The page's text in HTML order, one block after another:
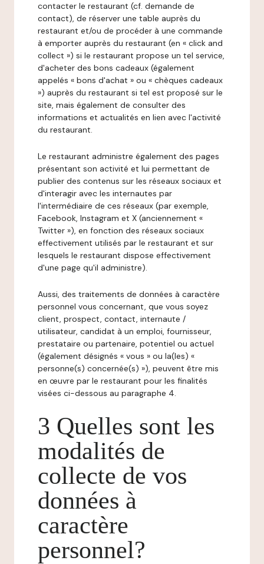
contacter le restaurant (cf. demande de
contact), de réserver une table auprès du
restaurant et/ou de procéder à une commande
à emporter auprès du restaurant (en « click and
collect ») si le restaurant propose un tel service,
d'acheter des bons cadeaux (également
appelés « bons d'achat » ou « chèques cadeaux
») auprès du restaurant si tel est proposé sur le
site, mais également de consulter des
informations et actualités en lien avec l'activité
du restaurant.
Le restaurant administre également des pages
présentant son activité et lui permettant de
publier des contenus sur les réseaux sociaux et
d'interagir avec les internautes par
l'intermédiaire de ces réseaux (par exemple,
Facebook, Instagram et X (anciennement «
Twitter »), en fonction des réseaux sociaux
effectivement utilisés par le restaurant et sur
lesquels le restaurant dispose effectivement
d'une page qu'il administre).
Aussi, des traitements de données à caractère
personnel vous concernant, que vous soyez
client, prospect, contact, internaute /
utilisateur, candidat à un emploi, fournisseur,
prestataire ou partenaire, potentiel ou actuel
(également désignés « vous » ou la(les) «
personne(s) concernée(s) »), peuvent être mis
en œuvre par le restaurant pour les finalités
visées ci-dessous au paragraphe 4.
3 Quelles sont les
modalités de
collecte de vos
données à
caractère
personnel?